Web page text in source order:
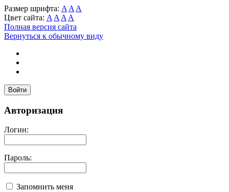
Размер шрифта: A A A
Цвет сайта: A A A A
Полная версия сайта
Вернуться к обычному виду
Войти
Авторизация
Логин:
Пароль:
Запомнить меня